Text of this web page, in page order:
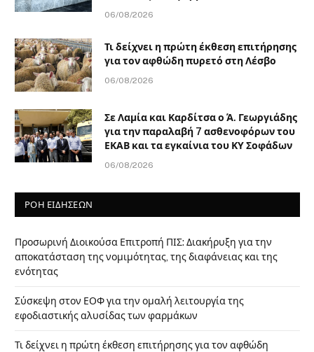
06/08/2026
Τι δείχνει η πρώτη έκθεση επιτήρησης
για τον αφθώδη πυρετό στη Λέσβο
06/08/2026
Σε Λαμία και Καρδίτσα ο Ά. Γεωργιάδης
για την παραλαβή 7 ασθενοφόρων του
ΕΚΑΒ και τα εγκαίνια του ΚΥ Σοφάδων
06/08/2026
ΡΟΗ ΕΙΔΗΣΕΩΝ
Προσωρινή Διοικούσα Επιτροπή ΠΙΣ: Διακήρυξη για την
αποκατάσταση της νομιμότητας, της διαφάνειας και της
ενότητας
Σύσκεψη στον ΕΟΦ για την ομαλή λειτουργία της
εφοδιαστικής αλυσίδας των φαρμάκων
Τι δείχνει η πρώτη έκθεση επιτήρησης για τον αφθώδη